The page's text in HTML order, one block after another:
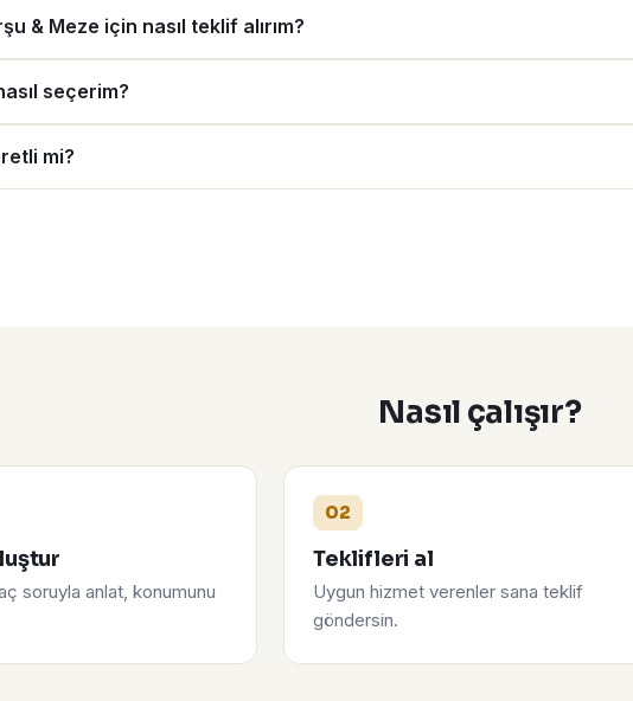
& Meze için nasıl teklif alırım?
seçerim?
mi?
Nasıl çalışır?
soruyla anlat, konumunu
02
Teklifleri al
Uygun hizmet verenler sana teklif
göndersin.